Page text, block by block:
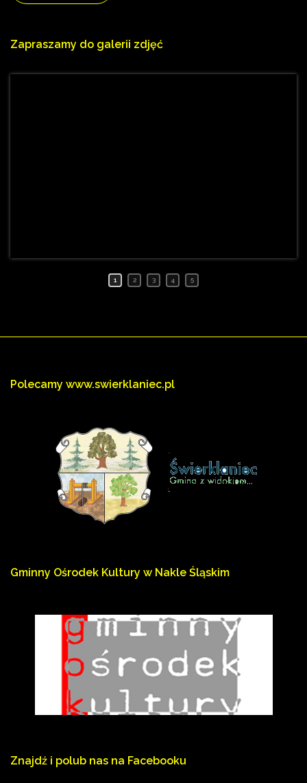
Zapraszamy do galerii zdjęć
1 2 3 4 5
Polecamy www.swierklaniec.pl
Gminny Ośrodek Kultury w Nakle Śląskim
Znajdź i polub nas na Facebooku